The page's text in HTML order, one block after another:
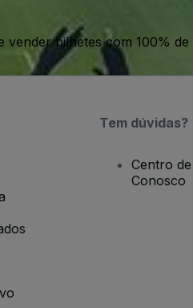
bilhetes com 100%
Tem dúvidas?
Centro
Conosco